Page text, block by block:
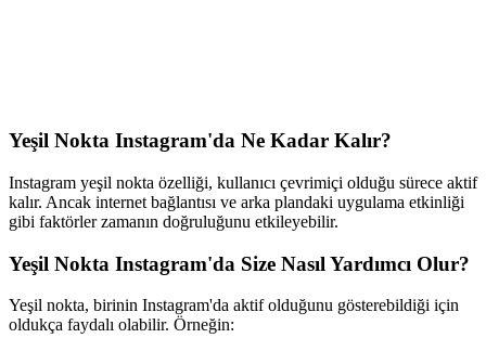
Yeşil Nokta Instagram'da Ne Kadar Kalır?
Instagram yeşil nokta özelliği, kullanıcı çevrimiçi olduğu sürece aktif
kalır. Ancak internet bağlantısı ve arka plandaki uygulama etkinliği
gibi faktörler zamanın doğruluğunu etkileyebilir.
Yeşil Nokta Instagram'da Size Nasıl Yardımcı Olur?
Yeşil nokta, birinin Instagram'da aktif olduğunu gösterebildiği için
oldukça faydalı olabilir. Örneğin: